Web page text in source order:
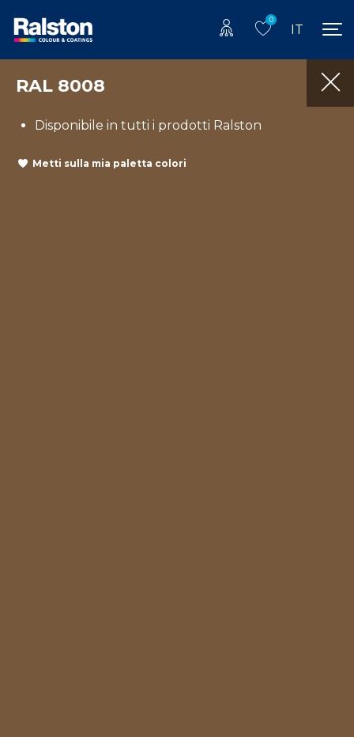
0
IT
RAL 8008
Disponibile in tutti i prodotti Ralston
Metti sulla mia paletta colori